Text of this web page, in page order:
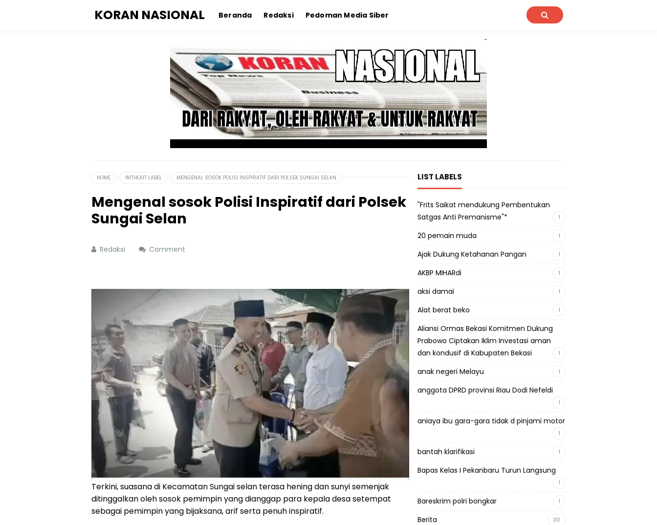
KORAN NASIONAL Beranda Redaksi Pedoman Media Siber
HOME WITHOUT LABEL MENGENAL SOSOK POLISI INSPIRATIF DARI POLSEK SUNGAI SELAN
Mengenal sosok Polisi Inspiratif dari Polsek
Sungai Selan
Redaksi Comment
Terkini, suasana di Kecamatan Sungai selan terasa hening dan sunyi semenjak
ditinggalkan oleh sosok pemimpin yang dianggap para kepala desa setempat
sebagai pemimpin yang bijaksana, arif serta penuh inspiratif.
LIST LABELS
"Frits Saikat mendukung Pembentukan
Satgas Anti Premanisme"*
1
20 pemain muda 1
Ajak Dukung Ketahanan Pangan 1
AKBP MIHARdi 1
aksi damai 1
Alat berat beko 1
Aliansi Ormas Bekasi Komitmen Dukung
Prabowo Ciptakan Iklim Investasi aman
dan kondusif di Kabupaten Bekasi
1
anak negeri Melayu 1
anggota DPRD provinsi Riau Dodi Nefeldi
1
aniaya ibu gara-gara tidak d pinjami motor
1
bantah klarifikasi 1
Bapas Kelas I Pekanbaru Turun Langsung
1
Bareskrim polri bongkar 1
Berita 30